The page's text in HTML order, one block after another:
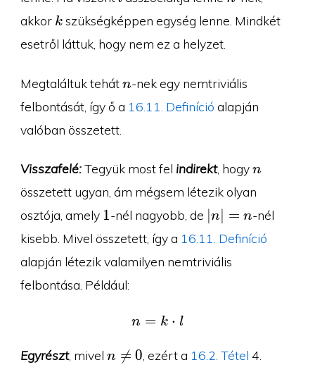
akkor k
k szükségképpen egység lenne. Mindkét
esetről láttuk, hogy nem ez a helyzet.
Megtaláltuk tehátn
n-nek egy nemtriviális
felbontását, így ő a 16.11. Definíció alapján
valóban összetett.
Visszafelé:Tegyük most fel indirekt, hogyn
n
összetett ugyan, ám mégsem létezik olyan
osztója, amely 1
1-nél nagyobb, de |n|=n
∣n∣ = n-nél
kisebb. Mivel összetett, így a 16.11. Definíció
alapján létezik valamilyen nemtriviális
felbontása. Például:
n=k\cdot l
n = k ⋅ l
Egyrészt, mivel n\neq
n 
= 0 , ezért a 16.2. Tétel 4.